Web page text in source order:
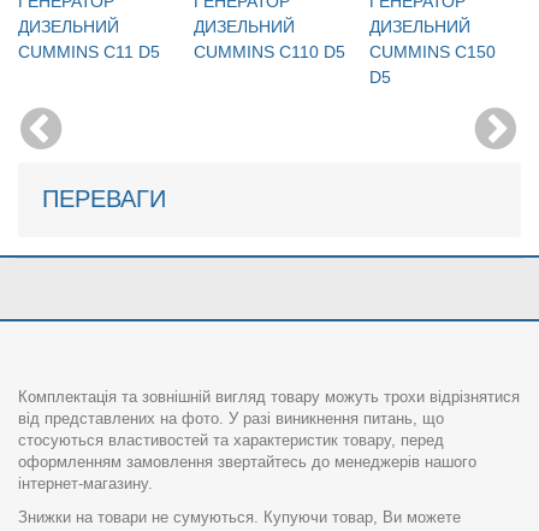
ДИЗЕЛЬНИЙ
CUMMINS C11 D5
ДИЗЕЛЬНИЙ
CUMMINS C110 D5
ДИЗЕЛЬНИЙ
CUMMINS C150
D5
ПЕРЕВАГИ
Комплектація та зовнішній вигляд товару можуть трохи відрізнятися
від представлених на фото. У разі виникнення питань, що
стосуються властивостей та характеристик товару, перед
оформленням замовлення звертайтесь до менеджерів нашого
інтернет-магазину.
Знижки на товари не сумуються. Купуючи товар, Ви можете